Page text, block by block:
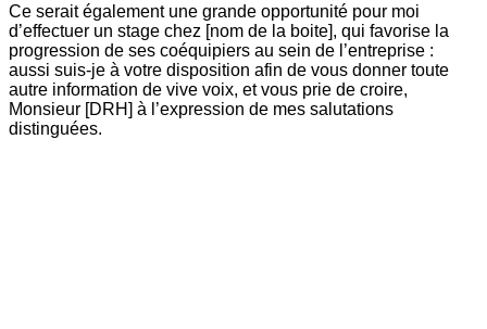
Ce serait également une grande opportunité pour moi
d’effectuer un stage chez [nom de la boite], qui favorise la
progression de ses coéquipiers au sein de l’entreprise :
aussi suis-je à votre disposition afin de vous donner toute
autre information de vive voix, et vous prie de croire,
Monsieur [DRH] à l’expression de mes salutations
distinguées.